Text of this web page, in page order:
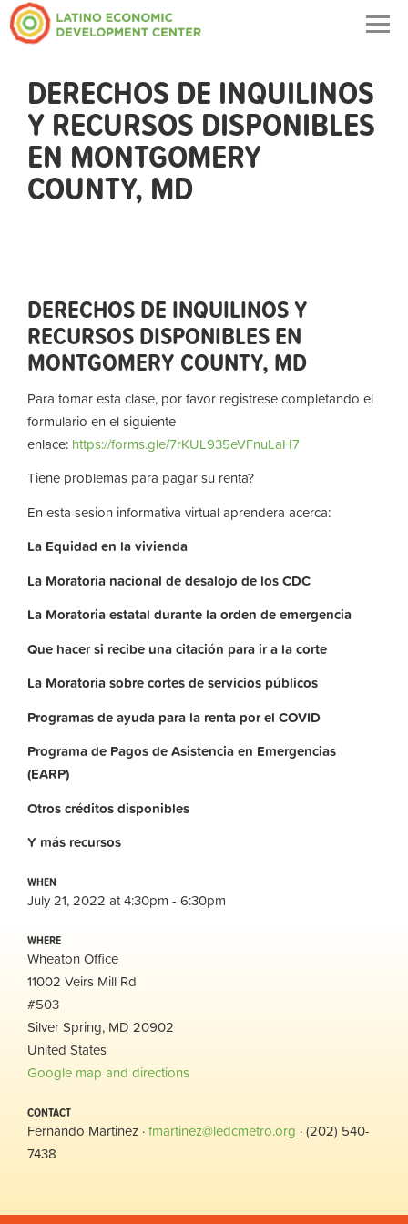
DERECHOS DE INQUILINOS
Y RECURSOS DISPONIBLES
EN MONTGOMERY
COUNTY, MD
DERECHOS DE INQUILINOS Y
RECURSOS DISPONIBLES EN
MONTGOMERY COUNTY, MD
Para tomar esta clase, por favor registrese completando el
formulario en el siguiente
enlace: https://forms.gle/7rKUL935eVFnuLaH7
Tiene problemas para pagar su renta?
En esta sesion informativa virtual aprendera acerca:
La Equidad en lavivienda
La Moratoria nacional de desalojo de los CDC
La Moratoriaestatal durante laorden deemergencia
Que hacer si recibe una citación para ir a la corte
La Moratoriasobrecortesdeservicios públicos
Programas de ayuda para la renta por el COVID
Programa de Pagos de Asistencia en Emergencias
(EARP)
Otroscréditosdisponibles
Y más recursos
WHEN
July 21, 2022 at 4:30pm - 6:30pm
WHERE
Wheaton Office
11002 Veirs Mill Rd
#503
Silver Spring, MD 20902
United States
Google map and directions
CONTACT
Fernando Martinez ·fmartinez@ledcmetro.org · (202) 540-
7438